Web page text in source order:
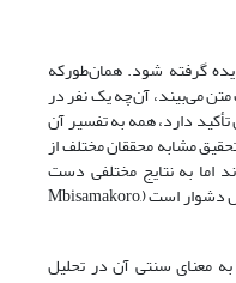
گرفته شود. همان‌طورکه
می‌بیند، آن‌چه یک نفر در
دارد، همه به تفسیر آن
مشابه محققان مختلف از
اما به نتایج مختلفی دست
می‌یابند. همچنین تعمیم نتایج در این روش دشوار است (Mbisamakoro,
به معنای سنتی آن در تحلیل